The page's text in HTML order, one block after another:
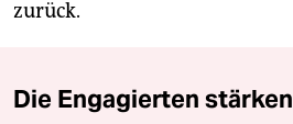
zurück.
Die Engagierten stärken